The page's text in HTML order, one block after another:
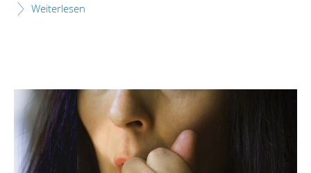
Weiterlesen